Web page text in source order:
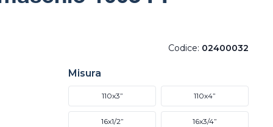
Codice: 02400032
Misura
110x3” 110x4”
16x1/2” 16x3/4”